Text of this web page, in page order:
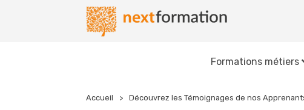
Formations métiers
Nextformation
Accueil Découvrez les Témoignages de nos
Gestion des consentements